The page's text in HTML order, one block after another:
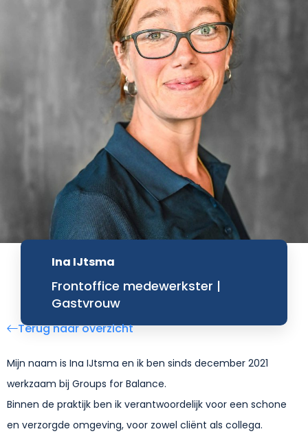
Ina IJtsma
Frontoffice medewerkster |
Gastvrouw
Terug naar overzicht
Mijn naam is Ina IJtsma en ik ben sinds december 2021
werkzaam bij Groups for Balance.
Binnen de praktijk ben ik verantwoordelijk voor een schone
en verzorgde omgeving, voor zowel cliënt als collega.